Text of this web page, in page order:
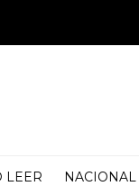
LEER NACIONAL